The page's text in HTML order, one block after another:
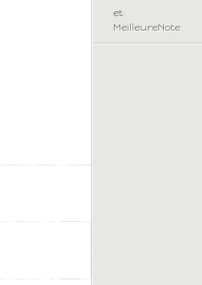
et
MeilleureNote